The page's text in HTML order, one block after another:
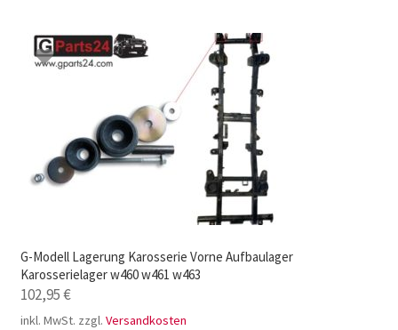
G-Modell Lagerung Karosserie Vorne Aufbaulager
Karosserielager w460 w461 w463
102,95€
inkl. MwSt. zzgl. Versandkosten